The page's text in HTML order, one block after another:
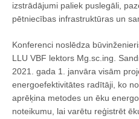
izstrādājumi paliek puslegāli,
pētniecības infrastruktūras un
Konferenci noslēdza
LLU VBF lektors Mg.sc.ing.
2021. gada 1. janvāra visām
energoefektivitātes radītāji, ko
aprēķina metodes un ēku
noteikumu, lai varētu reģistrēt